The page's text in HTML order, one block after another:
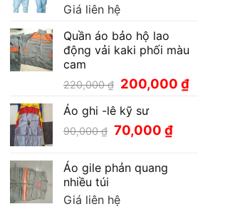
Giá liên hệ
Quần áo bảo hộ lao
động vải kaki phối màu
cam
220,000₫ Giá
là:
220,000 ₫.
200,000₫Giá
Áo ghi -lê kỹ sư
90,000₫ Giá
90,000 ₫.
70,000₫Giá
Áo gile phản quang
nhiều túi
Giá liên hệ